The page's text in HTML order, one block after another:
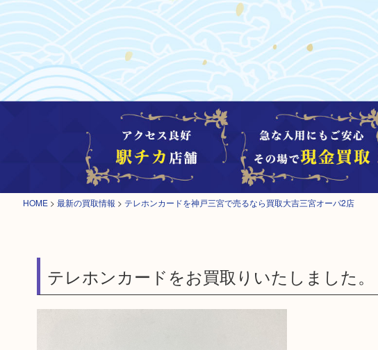
HOME > 最新の買取情報 > テレホンカードを神戸三宮で売るなら買取大吉三宮オーパ2店
テレホンカードをお買取りいたしました。